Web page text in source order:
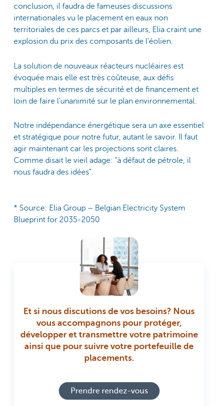
conclusion, il faudra de fameuses discussions
internationales vu le placement en eaux non
territoriales de ces parcs et par ailleurs, Elia craint une
explosion du prix des composants de l’éolien.
La solution de nouveaux réacteurs nucléaires est
évoquée mais elle est très coûteuse, aux défis
multiples en termes de sécurité et de financement et
loin de faire l’unanimité sur le plan environnemental.
Notre indépendance énergétique sera un axe essentiel
et stratégique pour notre futur, autant le savoir. Il faut
agir maintenant car les projections sont claires.
Comme disait le vieil adage: "à défaut de pétrole, il
nous faudra des idées".
* Source: Elia Group – Belgian Electricity System
Blueprint for 2035-2050
Et si nous discutions de vos besoins? Nous
vous accompagnons pour protéger,
développer et transmettre votre patrimoine
ainsi que pour suivre votre portefeuille de
placements.
Prendre rendez-vous